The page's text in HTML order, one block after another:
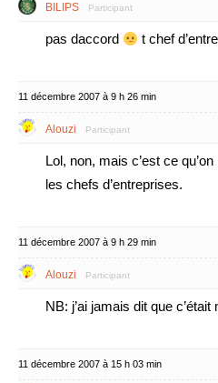
BILIPS Participant
pas daccord t chef
11 décembre 2007 à 9 h 26 min
Alouzi Participant
Lol, non, mais c’est ce
les chefs d’entreprises.
11 décembre 2007 à 9 h 29 min
Alouzi Participant
NB: j’ai jamais dit que
11 décembre 2007 à 15 h 03 min